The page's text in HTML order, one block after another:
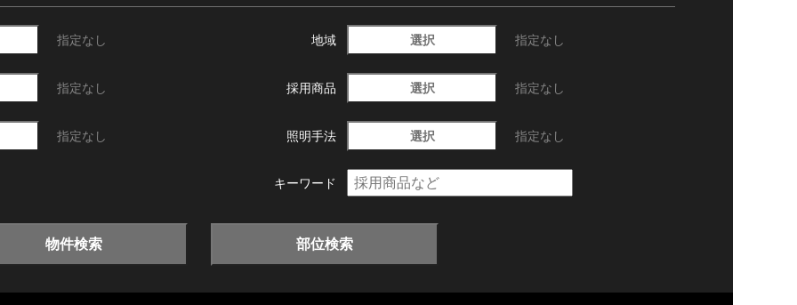
指定なし 地域 選択 指定なし
指定なし 採用商品 選択 指定なし
指定なし 照明手法 選択 指定なし
キーワード
物件検索 部位検索